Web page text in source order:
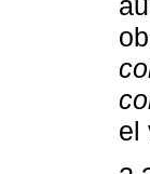
el